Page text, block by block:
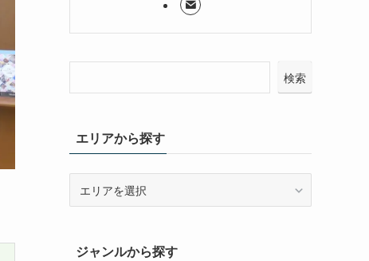
検索
エリアから探す
らジャンルから探す